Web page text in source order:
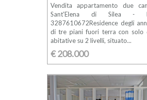
Vendita appartamento due
Sant'Elena di Silea -
3287610672Residence degli
di tre piani fuori terra con solo
abitative su 2 livelli, situato...
€ 208.000